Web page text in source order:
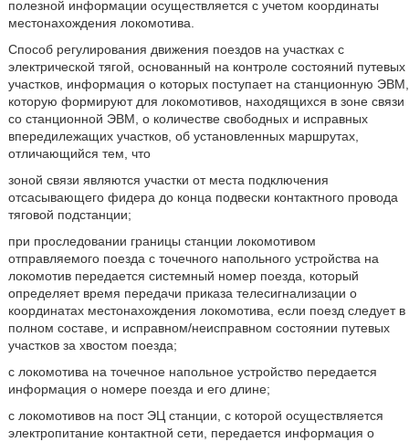
полезной информации осуществляется с учетом координаты
местонахождения локомотива.
Способ регулирования движения поездов на участках с
электрической тягой, основанный на контроле состояний путевых
участков, информация о которых поступает на станционную ЭВМ,
которую формируют для локомотивов, находящихся в зоне связи
со станционной ЭВМ, о количестве свободных и исправных
впередилежащих участков, об установленных маршрутах,
отличающийся тем, что
зоной связи являются участки от места подключения
отсасывающего фидера до конца подвески контактного провода
тяговой подстанции;
при проследовании границы станции локомотивом
отправляемого поезда с точечного напольного устройства на
локомотив передается системный номер поезда, который
определяет время передачи приказа телесигнализации о
координатах местонахождения локомотива, если поезд следует в
полном составе, и исправном/неисправном состоянии путевых
участков за хвостом поезда;
с локомотива на точечное напольное устройство передается
информация о номере поезда и его длине;
с локомотивов на пост ЭЦ станции, с которой осуществляется
электропитание контактной сети, передается информация о